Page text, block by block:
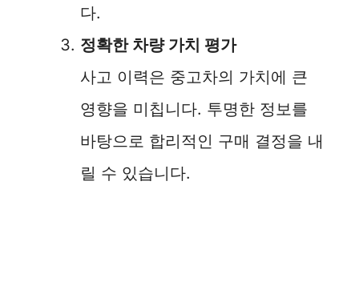
다.
정확한 차량 가치 평가
사고 이력은 중고차의 가치에 큰
영향을 미칩니다. 투명한 정보를
바탕으로 합리적인 구매 결정을 내
릴 수 있습니다.